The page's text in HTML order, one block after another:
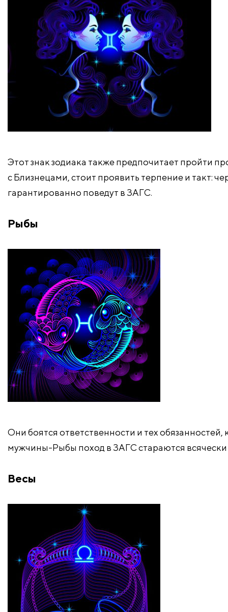
Этот знак зодиака также предпочитает пройти
с Близнецами, стоит проявить терпение и такт:
гарантированно поведут в ЗАГС.
Рыбы
Они боятся ответственности и тех
мужчины-Рыбы поход в ЗАГС стараются всячески
Весы